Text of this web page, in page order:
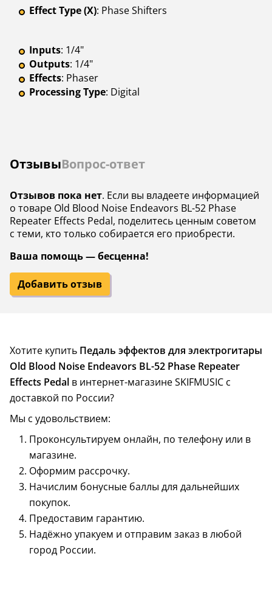
Effect Type (X): Phase Shifters
Inputs: 1/4"
Outputs: 1/4"
Effects: Phaser
Processing Type: Digital
ОтзывыВопрос-ответ
Отзывов пока нет. Если вы владеете информацией
о товаре Old Blood Noise Endeavors BL-52 Phase
Repeater Effects Pedal, поделитесь ценным советом
с теми, кто только собирается его приобрести.
Ваша помощь — бесценна!
Добавить отзыв
Хотите купить Педаль эффектов для электрогитары
Old Blood Noise Endeavors BL-52 Phase Repeater
Effects Pedal в интернет-магазине SKIFMUSIC с
доставкой по России?
Мы с удовольствием:
Проконсультируем онлайн, по телефону или в
магазине.
Оформим рассрочку.
Начислим бонусные баллы для дальнейших
покупок.
Предоставим гарантию.
Надёжно упакуем и отправим заказ в любой
город России.